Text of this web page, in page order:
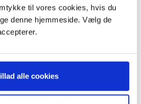
til vores cookies, hvis du
denne hjemmeside. Vælg de
alle cookiesAEG Støvsugerposer: S-Bag
(Uoriginal)